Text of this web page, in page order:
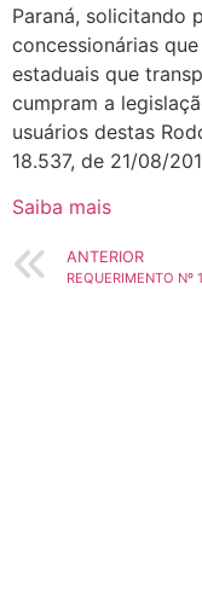
Paraná, solicitando
concessionárias
estaduais que
cumpram a
usuários destas
18.537, de 21/08/
Saiba mais
ANTERIOR
REQUERIMENTO